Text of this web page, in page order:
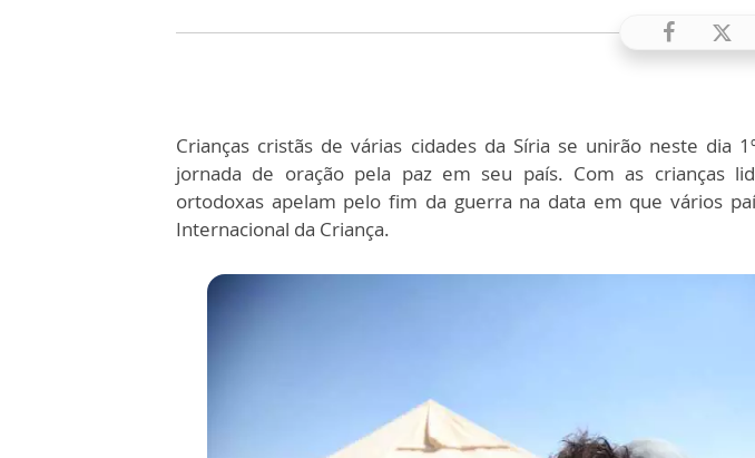
Crianças cristãs de várias cidades da Síria se unirão neste dia
jornada de oração pela paz em seu país. Com as crianças
ortodoxas apelam pelo fim da guerra na data em que vários
Internacional da Criança.